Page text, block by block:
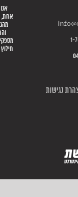
1-
נגישות
אחת,
חילוץ